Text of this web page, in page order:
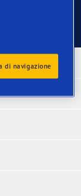
di navigazione